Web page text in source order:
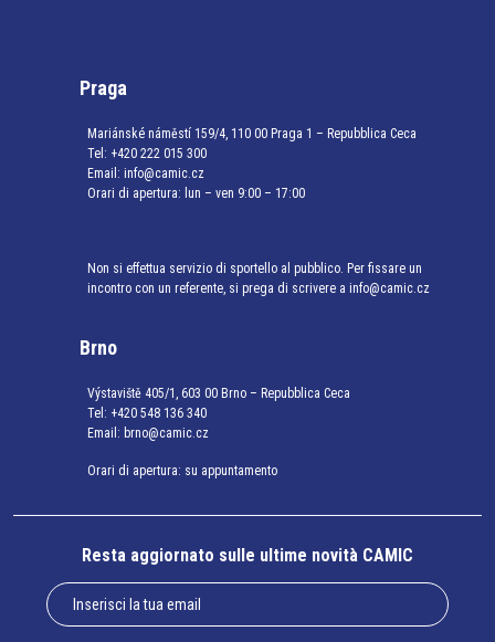
Praga
Mariánské náměstí 159/4, 110 00 Praga 1 – Repubblica Ceca
Tel: +420 222 015 300
Email: info@camic.cz
Orari di apertura: lun – ven 9:00 – 17:00
Non si effettua servizio di sportello al pubblico. Per fissare un
incontro con un referente, si prega di scrivere a info@camic.cz
Brno
Výstaviště 405/1, 603 00 Brno – Repubblica Ceca
Tel: +420 548 136 340
Email: brno@camic.cz
Orari di apertura: su appuntamento
Resta aggiornato sulle ultime novità CAMIC